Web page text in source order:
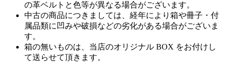
の革ベルトと色等が異なる場合がございます。
中古の商品につきましては、経年により箱や冊子・付
属品類に凹みや破損などの劣化がある場合がございま
す。
箱の無いものは、当店のオリジナル BOX をお付けし
て送らせて頂きます。